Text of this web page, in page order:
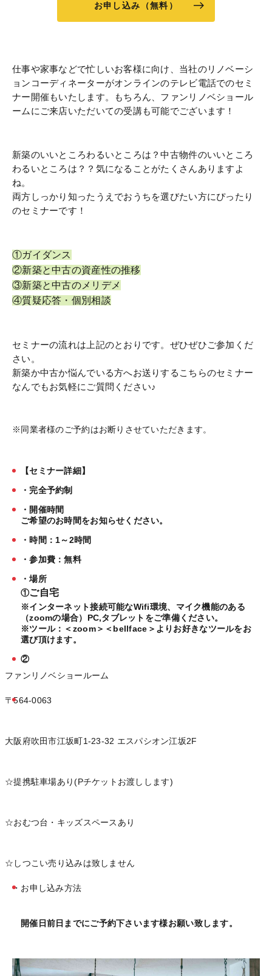
お申し込み（無料）
仕事や家事などで忙しいお客様に向け、当社のリノベーシ
ョンコーディネーターがオンラインのテレビ電話でのセミ
ナー開催もいたします。もちろん、ファンリノベショール
ームにご来店いただいての受講も可能でございます！
新築のいいところわるいところは？中古物件のいいところ
わるいところは？？気になることがたくさんありますよ
ね。
両方しっかり知ったうえでおうちを選びたい方にぴったり
のセミナーです！
①ガイダンス
②新築と中古の資産性の推移
③新築と中古のメリデメ
④質疑応答・個別相談
セミナーの流れは上記のとおりです。ぜひぜひご参加くだ
さい。
新築か中古か悩んでいる方へお送りするこちらのセミナー
なんでもお気軽にご質問ください♪
※同業者様のご予約はお断りさせていただきます。
【セミナー詳細】
・完全予約制
・開催時間
ご希望のお時間をお知らせください。
・時間：1～2時間
・参加費：無料
・場所
①ご自宅
※インターネット接続可能なWifi環境、マイク機能のある
（zoomの場合）PC,タブレットをご準備ください。
※ツール：＜zoom＞＜bellface＞よりお好きなツールをお
選び頂けます。
②
ファンリノベショールーム
〒564-0063
大阪府吹田市江坂町1-23-32 エスパシオン江坂2F
☆提携駐車場あり(Pチケットお渡しします)
☆おむつ台・キッズスペースあり
☆しつこい売り込みは致しません
・お申し込み方法
開催日前日までにご予約下さいます様お願い致します。